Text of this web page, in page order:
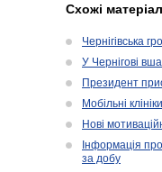
Схожі
Чернігівська
У Чернігові
Президент
Мобільні
Нові
Інформація
за добу